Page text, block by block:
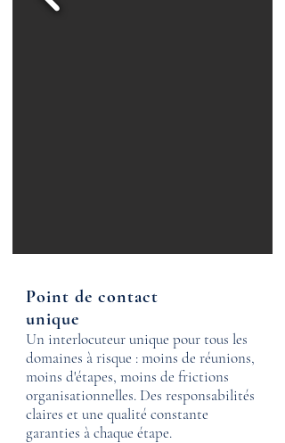
Point de contact
unique
Un interlocuteur unique pour tous les
domaines à risque : moins de réunions,
moins d'étapes, moins de frictions
organisationnelles. Des responsabilités
claires et une qualité constante
garanties à chaque étape.